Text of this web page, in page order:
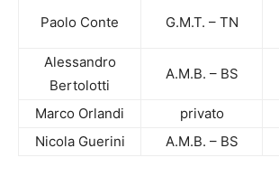
Paolo Conte G.M.T. – TN
Alessandro
Bertolotti
A.M.B. – BS
Marco Orlandi privato
Nicola Guerini
A.M.B. – BS